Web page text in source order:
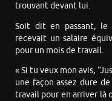
trouvant devant lui.
Soit dit en passant, le
recevait un salaire
pour un mois de travail.
« Si tu veux mon avis,
une façon assez dure
travail pour en arriver là